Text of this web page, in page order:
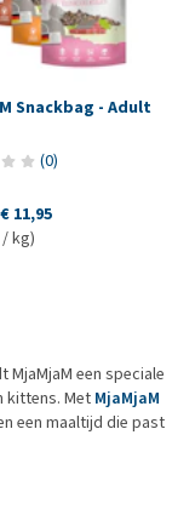
Snackbag - Adult
(0)
€ 11,95
kg)
een speciale
kittens. Met MjaMjaM
een maaltijd die past